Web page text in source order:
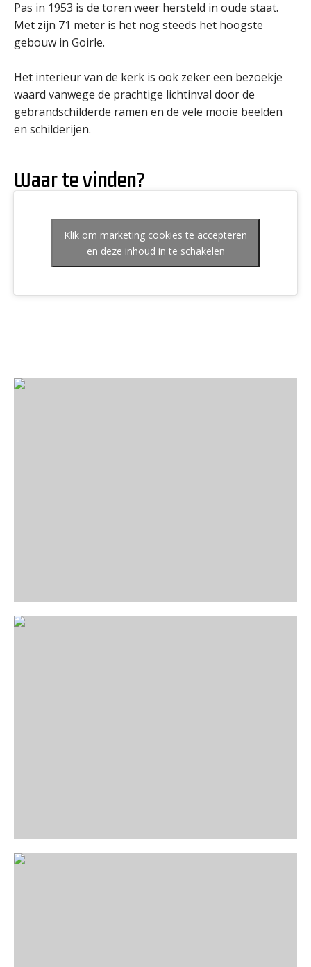
Pas in 1953 is de toren weer hersteld in oude staat.
Met zijn 71 meter is het nog steeds het hoogste
gebouw in Goirle.
Het interieur van de kerk is ook zeker een bezoekje
waard vanwege de prachtige lichtinval door de
gebrandschilderde ramen en de vele mooie beelden
en schilderijen.
Waar te vinden?
Klik om marketing cookies te accepteren
en deze inhoud in te schakelen